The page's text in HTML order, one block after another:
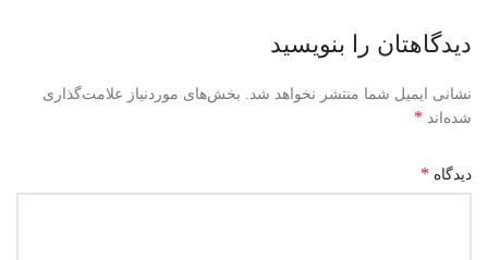
دیدگاهتان را بنویسید
نشانی ایمیل شما منتشر نخواهد شد. بخش‌های موردنیاز علامت‌گذاری
شده‌اند *
دیدگاه *